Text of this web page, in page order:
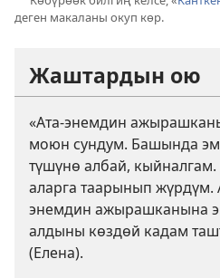
деген макаланы окуп көр.
Жаштардын ою
«Ата-энемдин
моюн сундум. Башында
түшүнө албай,
аларга таарынып жүрдүм.
энемдин ажырашканына
алдыны көздөй кадам
(Елена).